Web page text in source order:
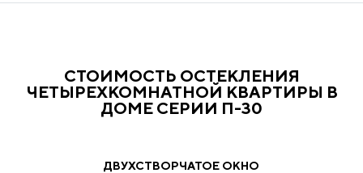
СТОИМОСТЬ ОСТЕКЛЕНИЯ
ЧЕТЫРЕХКОМНАТНОЙ КВАРТИРЫ В
ДОМЕ СЕРИИ П-30
ДВУХСТВОРЧАТОЕ ОКНО